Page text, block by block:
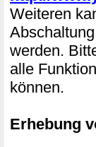
Weiteren
werden.
alle
können.
Erhebung